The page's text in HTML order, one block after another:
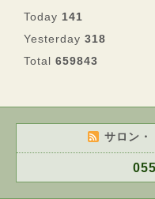
Today 141
Yesterday 318
Total 659843
サロン